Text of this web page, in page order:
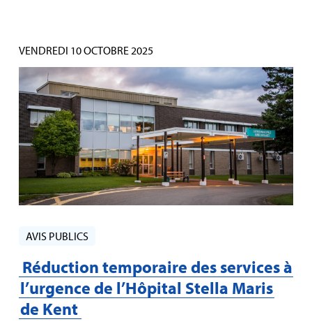
VENDREDI 10 OCTOBRE 2025
AVIS PUBLICS
Réduction temporaire des services à
l’urgence de l’Hôpital Stella Maris
de Kent